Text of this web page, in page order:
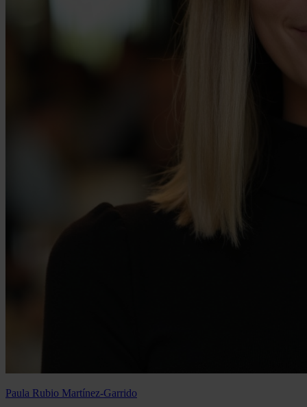
Paula Rubio Martínez-Garrido